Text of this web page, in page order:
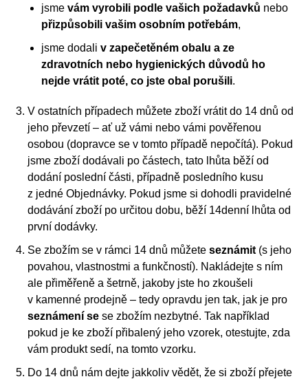
jsme vám vyrobili podle vašich požadavků nebo
přizpůsobili vašim osobním potřebám,
jsme dodali v zapečetěném obalu a ze
zdravotních nebo hygienických důvodů ho
nejde vrátit poté, co jste obal porušili.
V ostatních případech můžete zboží vrátit do 14 dnů od
jeho převzetí – ať už vámi nebo vámi pověřenou
osobou (dopravce se v tomto případě nepočítá). Pokud
jsme zboží dodávali po částech, tato lhůta běží od
dodání poslední části, případně posledního kusu
z jedné Objednávky. Pokud jsme si dohodli pravidelné
dodávání zboží po určitou dobu, běží 14denní lhůta od
první dodávky.
Se zbožím se v rámci 14 dnů můžete seznámit (s jeho
povahou, vlastnostmi a funkčností). Nakládejte s ním
ale přiměřeně a šetrně, jakoby jste ho zkoušeli
v kamenné prodejně – tedy opravdu jen tak, jak je pro
seznámení se se zbožím nezbytné. Tak například
pokud je ke zboží přibalený jeho vzorek, otestujte, zda
vám produkt sedí, na tomto vzorku.
Do 14 dnů nám dejte jakkoliv vědět, že si zboží přejete